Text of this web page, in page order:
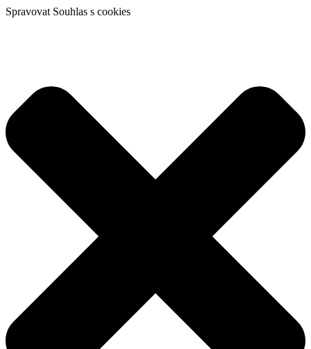
Spravovat Souhlas s cookies